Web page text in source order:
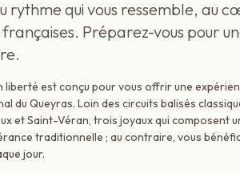
rythme qui vous ressemble, au
Préparez-vous pour
liberté est conçu pour vous offrir une
du Queyras. Loin des circuits balisés
et Saint-Véran, trois joyaux qui composent
traditionnelle ; au contraire, vous
jour.